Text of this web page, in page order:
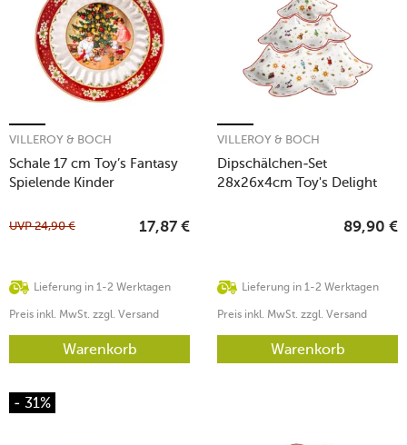
Schale 17 cm Toy’s Fantasy
Spielende Kinder
VILLEROY & BOCH
Lieferung in 1-2 Werktagen
UVP24,90 € 17,87 €
Preis inkl. MwSt. zzgl. Versand
Warenkorb
Dipschälchen-Set
28x26x4cm Toy's Delight
VILLEROY & BOCH
Lieferung in 1-2 Werktagen
89,90 €
Preis inkl. MwSt. zzgl. Versand
Warenkorb
- 31%